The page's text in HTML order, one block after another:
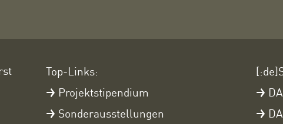
Top-Links:
Projektstipendium
Sonderausstellungen